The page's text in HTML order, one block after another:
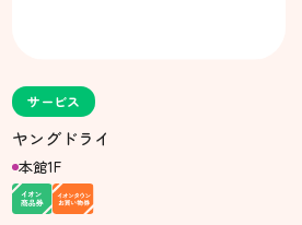
サービス
ヤングドライ
本館1F